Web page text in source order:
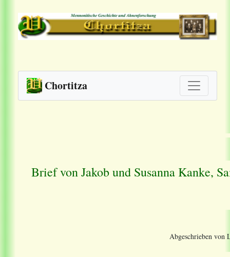
Chortitza
Brief von Jakob und Susanna Kanke,
Abgeschrieben von